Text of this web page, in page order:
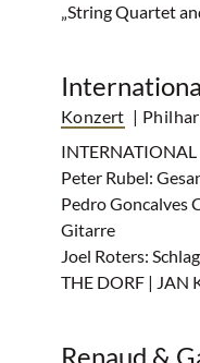
„String Quartet
Konzert |
Peter Rubel:
Pedro Goncalves
Gitarre
Joel Roters:
THE DORF | JAN
Renaud &